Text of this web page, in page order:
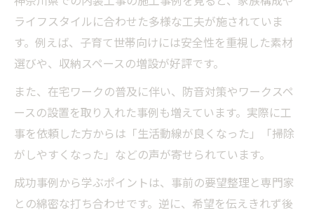
ライフスタイルに合わせた多様な工夫が施されていま
す。例えば、子育て世帯向けには安全性を重視した素材
選びや、収納スペースの増設が好評です。
また、在宅ワークの普及に伴い、防音対策やワークスペ
ースの設置を取り入れた事例も増えています。実際に工
事を依頼した方からは「生活動線が良くなった」「掃除
がしやすくなった」などの声が寄せられています。
成功事例から学ぶポイントは、事前の要望整理と専門家
との綿密な打ち合わせです。逆に、希望を伝えきれず後